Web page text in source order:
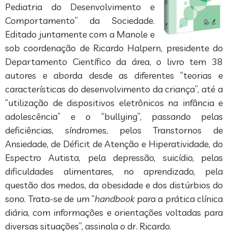
Pediatria do Desenvolvimento e
Comportamento” da Sociedade.
Editado juntamente com a Manole e
sob coordenação de Ricardo Halpern, presidente do
Departamento Científico da área, o livro tem 38
autores e aborda desde as diferentes “teorias e
características do desenvolvimento da criança”, até a
“utilização de dispositivos eletrônicos na infância e
adolescência” e o “bullying”, passando pelas
deficiências, síndromes, pelos Transtornos de
Ansiedade, de Déficit de Atenção e Hiperatividade, do
Espectro Autista, pela depressão, suicídio, pelas
dificuldades alimentares, no aprendizado, pela
questão dos medos, da obesidade e dos distúrbios do
sono. Trata-se de um “handbookpara a prática clínica
diária, com informações e orientações voltadas para
diversas situações”, assinala o dr. Ricardo.